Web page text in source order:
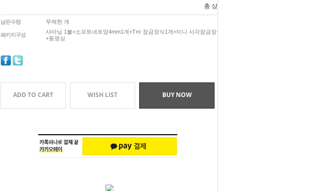
총 상품 금액
남은수량 무제한 개
패키지구성
샤아닝 1볼+소프트네트망4mm1개+T바 잠금장식1개+미니 사각잠금장식1개+도안
+동영상
ADD TO CART WISH LIST BUY NOW